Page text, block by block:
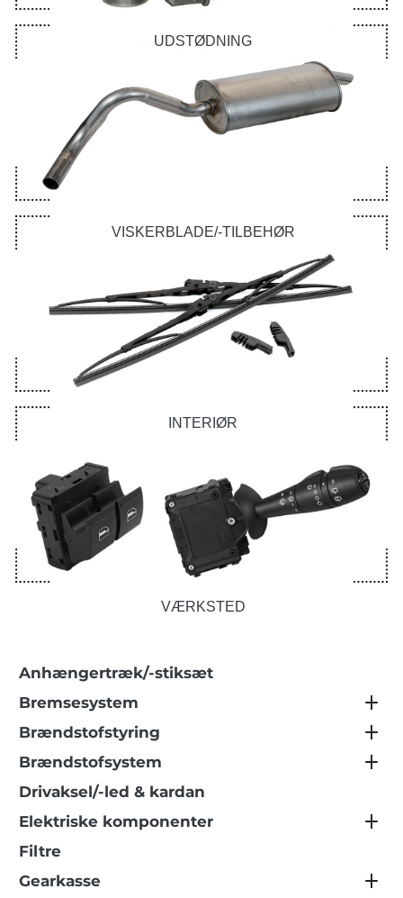
UDSTØDNING
VISKERBLADE/-TILBEHØR
INTERIØR
VÆRKSTED
Anhængertræk/-stiksæt
Bremsesystem
Brændstofstyring
Brændstofsystem
Drivaksel/-led & kardan
Elektriske komponenter
Filtre
Gearkasse